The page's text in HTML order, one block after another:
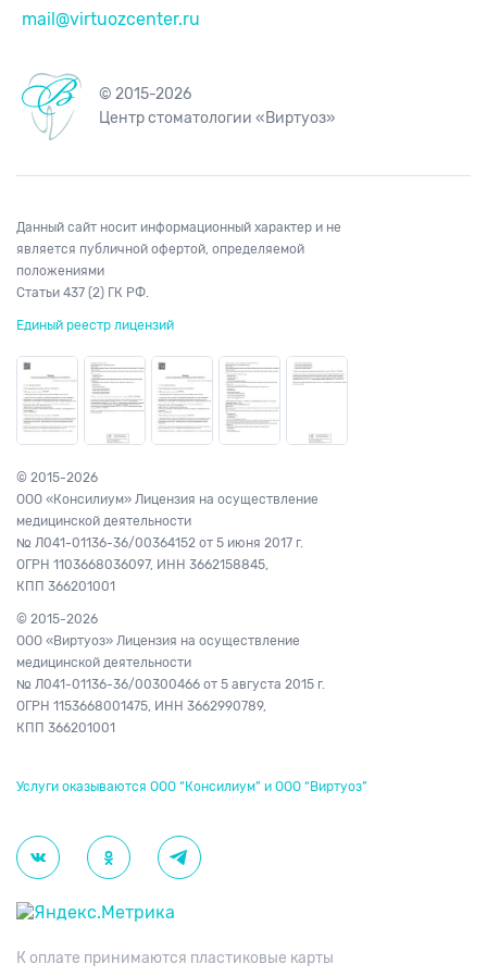
mail@virtuozcenter.ru
© 2015-2026
Центр стоматологии «Виртуоз»
Данный сайт носит информационный характер и не
является публичной офертой, определяемой
положениями
Статьи 437 (2) ГК РФ.
Единый реестр лицензий
© 2015-2026
ООО «Консилиум» Лицензия на осуществление
медицинской деятельности
№ Л041-01136-36/00364152 от 5 июня 2017 г.
ОГРН 1103668036097, ИНН 3662158845,
КПП 366201001
© 2015-2026
ООО «Виртуоз» Лицензия на осуществление
медицинской деятельности
№ Л041-01136-36/00300466 от 5 августа 2015 г.
ОГРН 1153668001475, ИНН 3662990789,
КПП 366201001
Услуги оказываются ООО “Консилиум” и ООО “Виртуоз”
К оплате принимаются пластиковые карты